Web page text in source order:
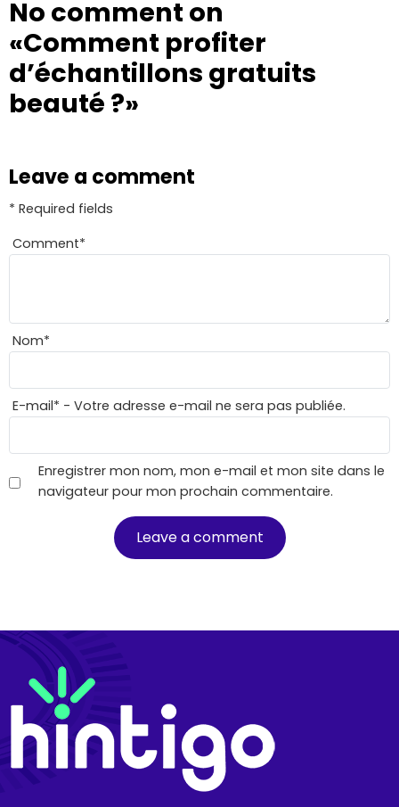
No comment on
«Comment profiter
d’échantillons gratuits
beauté ?»
Leave a comment
* Required fields
Comment*
Nom*
E-mail* - Votre adresse e-mail ne sera pas publiée.
Enregistrer mon nom, mon e-mail et mon site dans le
navigateur pour mon prochain commentaire.